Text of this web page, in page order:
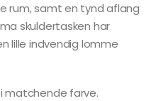
rum, samt en tynd aflang
skuldertasken har
lille indvendig lomme
matchende farve.